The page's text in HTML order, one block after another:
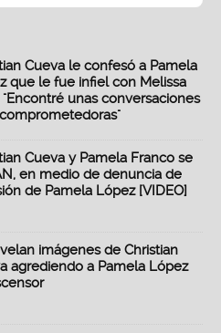
Cueva le confesó a Pamela
que le fue infiel con Melissa
"Encontré unas conversaciones
Cueva y Pamela Franco se
en medio de denuncia de
de Pamela López [VIDEO]
imágenes de Christian
agrediendo a Pamela López